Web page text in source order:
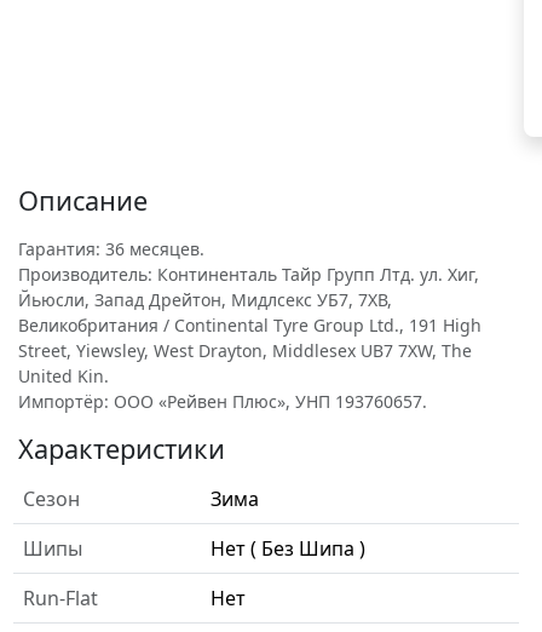
Описание
Гарантия: 36 месяцев.
Производитель: Континенталь Тайр Групп Лтд. ул. Хиг,
Йьюсли, Запад Дрейтон, Мидлсекс УБ7, 7ХВ,
Великобритания / Continental Tyre Group Ltd., 191 High
Street, Yiewsley, West Drayton, Middlesex UB7 7XW, The
United Kin.
Импортёр: ООО «Рейвен Плюс», УНП 193760657.
Характеристики
Сезон
Зима
Шипы
Нет ( Без Шипа )
Run-Flat
Нет